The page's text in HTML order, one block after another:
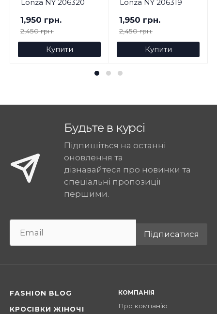
Lonza NY 206320
1,950 грн.
2,450 грн.
Купити
Lonza NY 206319
1,950 грн.
2,450 грн.
Купити
Будьте в курсі
Підпишіться на останні
оновлення та
дізнавайтеся про новинки та
спеціальні пропозиції
першими.
Підписатися
FASHION BLOG
КРОСІВКИ ЖІНОЧІ
КОМПАНІЯ
Про компанію